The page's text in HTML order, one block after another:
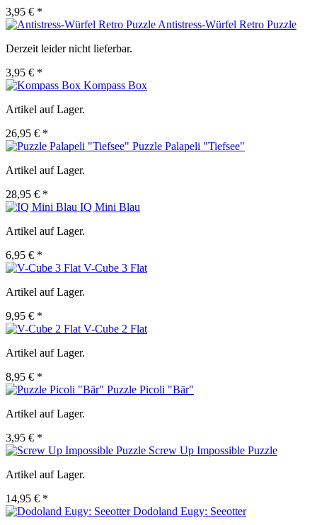
3,95 € *
Antistress-Würfel Retro Puzzle
Derzeit leider nicht lieferbar.
3,95 € *
Kompass Box
Artikel auf Lager.
26,95 € *
Puzzle Palapeli "Tiefsee"
Artikel auf Lager.
28,95 € *
IQ Mini Blau
Artikel auf Lager.
6,95 € *
V-Cube 3 Flat
Artikel auf Lager.
9,95 € *
V-Cube 2 Flat
Artikel auf Lager.
8,95 € *
Puzzle Picoli "Bär"
Artikel auf Lager.
3,95 € *
Screw Up Impossible Puzzle
Artikel auf Lager.
14,95 € *
Dodoland Eugy: Seeotter